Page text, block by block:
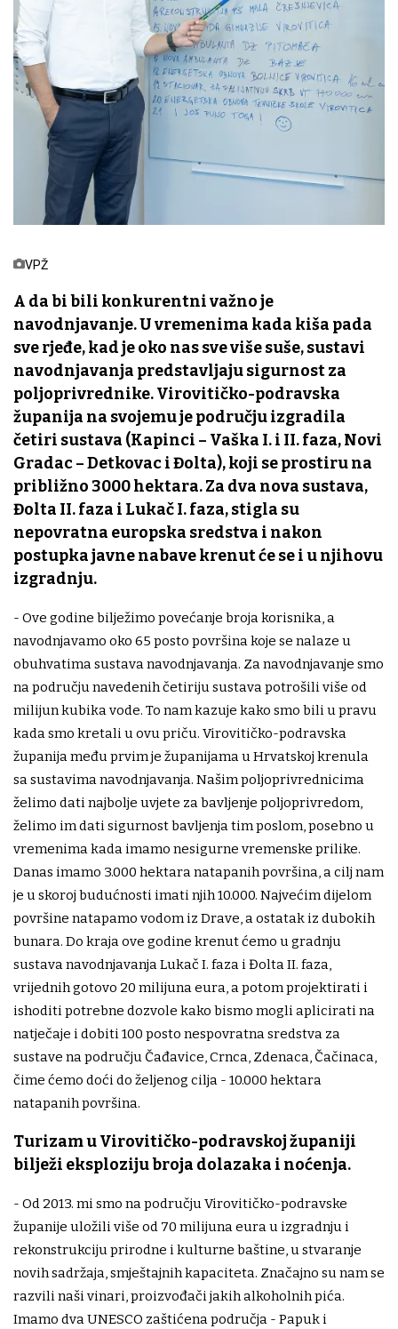
VPŽ
A da bi bili konkurentni važno je
navodnjavanje. U vremenima kada kiša pada
sve rjeđe, kad je oko nas sve više suše, sustavi
navodnjavanja predstavljaju sigurnost za
poljoprivrednike. Virovitičko-podravska
županija na svojemu je području izgradila
četiri sustava (Kapinci – Vaška I. i II. faza, Novi
Gradac – Detkovac i Đolta), koji se prostiru na
približno 3000 hektara. Za dva nova sustava,
Đolta II. faza i Lukač I. faza, stigla su
nepovratna europska sredstva i nakon
postupka javne nabave krenut će se i u njihovu
izgradnju.
- Ove godine bilježimo povećanje broja korisnika, a
navodnjavamo oko 65 posto površina koje se nalaze u
obuhvatima sustava navodnjavanja. Za navodnjavanje smo
na području navedenih četiriju sustava potrošili više od
milijun kubika vode. To nam kazuje kako smo bili u pravu
kada smo kretali u ovu priču. Virovitičko-podravska
županija među prvim je županijama u Hrvatskoj krenula
sa sustavima navodnjavanja. Našim poljoprivrednicima
želimo dati najbolje uvjete za bavljenje poljoprivredom,
želimo im dati sigurnost bavljenja tim poslom, posebno u
vremenima kada imamo nesigurne vremenske prilike.
Danas imamo 3.000 hektara natapanih površina, a cilj nam
je u skoroj budućnosti imati njih 10.000. Najvećim dijelom
površine natapamo vodom iz Drave, a ostatak iz dubokih
bunara. Do kraja ove godine krenut ćemo u gradnju
sustava navodnjavanja Lukač I. faza i Đolta II. faza,
vrijednih gotovo 20 milijuna eura, a potom projektirati i
ishoditi potrebne dozvole kako bismo mogli aplicirati na
natječaje i dobiti 100 posto nespovratna sredstva za
sustave na području Čađavice, Crnca, Zdenaca, Čačinaca,
čime ćemo doći do željenog cilja - 10.000 hektara
natapanih površina.
Turizam u Virovitičko-podravskoj županiji
bilježi eksploziju broja dolazaka i noćenja.
- Od 2013. mi smo na području Virovitičko-podravske
županije uložili više od 70 milijuna eura u izgradnju i
rekonstrukciju prirodne i kulturne baštine, u stvaranje
novih sadržaja, smještajnih kapaciteta. Značajno su nam se
razvili naši vinari, proizvođači jakih alkoholnih pića.
Imamo dva UNESCO zaštićena područja - Papuk i